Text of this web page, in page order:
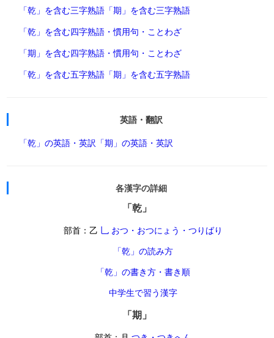
「乾」を含む三字熟語 「期」を含む三字熟語
「乾」を含む四字熟語・慣用句・ことわざ
「期」を含む四字熟語・慣用句・ことわざ
「乾」を含む五字熟語 「期」を含む五字熟語
英語・翻訳
「乾」の英語・英訳 「期」の英語・英訳
各漢字の詳細
「乾」
部首：乙 乚 おつ・おつにょう・つりばり
「乾」の読み方
「乾」の書き方・書き順
中学生で習う漢字
「期」